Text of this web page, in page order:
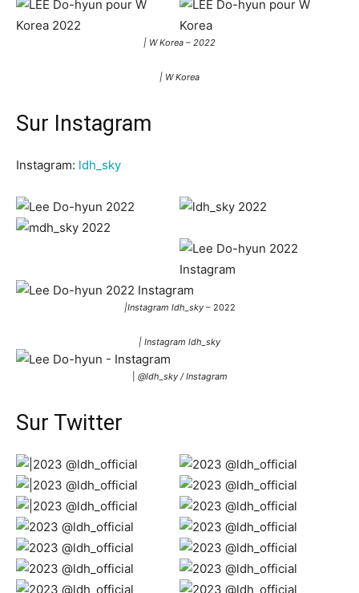
| W Korea – 2022
| W Korea
Sur Instagram
Instagram: ldh_sky
|Instagram ldh_sky– 2022
| Instagram ldh_sky
@ldh_sky / Instagram
Sur Twitter